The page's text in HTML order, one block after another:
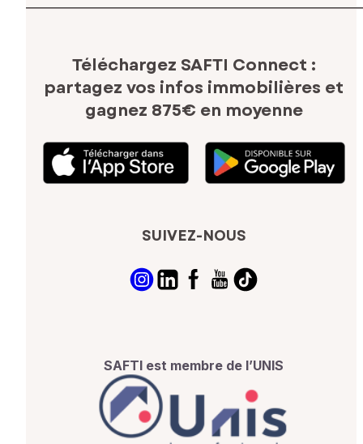
Téléchargez SAFTI Connect :
partagez vos infos immobilières et
gagnez 875€ en moyenne
SUIVEZ-NOUS
SAFTI est membre de l’UNIS